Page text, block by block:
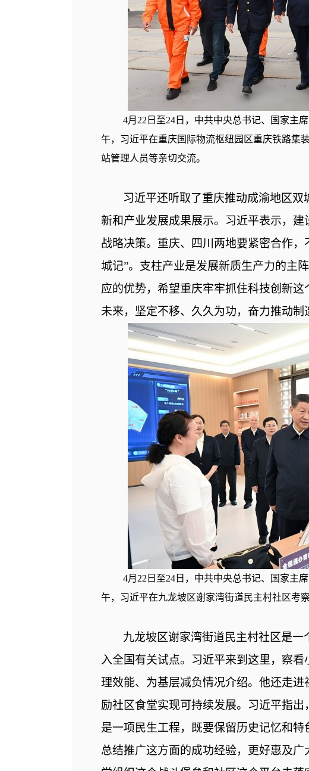
4月22日至24日，中共中央总书记、国家主
午，习近平在重庆国际物流枢纽园区重庆铁路集
站管理人员等亲切交流。
习近平还听取了重庆推动成渝地区
新和产业发展成果展示。习近平表示，
战略决策。重庆、四川两地要紧密合作
城记”。支柱产业是发展新质生产力的主
应的优势，希望重庆牢牢抓住科技创新
未来，坚定不移、久久为功，奋力推动制
4月22日至24日，中共中央总书记、国家主
午，习近平在九龙坡区谢家湾街道民主村社区考察
九龙坡区谢家湾街道民主村社区是一
入全国有关试点。习近平来到这里，察
理效能、为基层减负情况介绍。他还走
励社区食堂实现可持续发展。习近平指
是一项民生工程，既要保留历史记忆和
总结推广这方面的成功经验，更好惠及